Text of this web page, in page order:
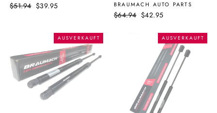
Normaler
$51.94 Sonderpreis
$39.95 BRAUMACH AUTO PARTS
Normaler
$64.94 Sonderpreis
$42.95
AUSVERKAUFT AUSVERKAUFT